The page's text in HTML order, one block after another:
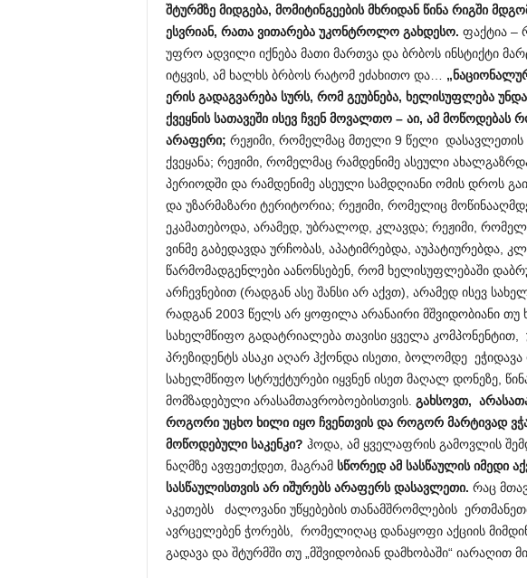
შტურმზე მიდგება, მომიტინგეების მხრიდან წინა რიგში
ესვრიან, რათა ვითარება უკონტროლო გახდესო. ფაქტია –
უფრო ადვილი იქნება მათი მართვა და ბრბოს ინსტიქტი
იტყვის, ამ ხალხს ბრბოს რატომ ეძახითო და…
ერის გადაგვარება სურს, რომ გეუბნება, ხელისუფლება
ქვეყნის სათავეში ისევ ჩვენ მოვალთო – აი, ამ მოწოდებას
არაფერი; რეჟიმი, რომელმაც მთელი 9 წელი დასავლეთის
ქვეყანა; რეჟიმი, რომელმაც რამდენიმე ასეული
პერიოდში და რამდენიმე ასეული სამდღიანი ომის დროს
და უზარმაზარი ტერიტორია; რეჟიმი, რომელიც
ეკამათებოდა, არამედ, უბრალოდ, კლავდა; რეჟიმი,
ვინმე გაბედავდა ურჩობას, აპატიმრებდა, აუპატიურებდა,
წარმომადგენლები აანონსებენ, რომ ხელისუფლებაში
არჩევნებით (რადგან ასე შანსი არ აქვთ), არამედ ისევ
რადგან 2003 წელს არ ყოფილა არანაირი მშვიდობიანი თუ
სახელმწიფო გადატრიალება თავისი ყველა
პრეზიდენტს ასაკი აღარ ჰქონდა ისეთი, ბოლომდე
სახელმწიფო სტრუქტურები იყვნენ ისეთ მაღალ დონეზე,
მომზადებული არასამთავრობოებისთვის. გახსოვთ,
როგორი უცხო ხილი იყო ჩვენთვის და როგორ მარტივად
მოწოდებული საკენკი? ჰოდა, ამ ყველაფრის გამოვლის
ნაღმზე ავფეთქდეთ, მაგრამ სწორედ ამ სასწაულის იმედი
სასწაულისთვის არ იშურებს არაფერს დასავლეთი. რაც
აკეთებს ძალოვანი უწყებების თანამშრომლების
ავრცელებენ ჭორებს, რომელიღაც დანაყოფი აქციის
გადავა და შტურმში თუ „მშვიდობიან დამხობაში“ იარაღით